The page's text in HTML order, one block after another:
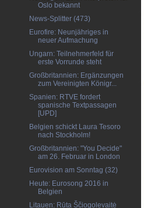
Oslo bekannt
News-Splitter (473)
Eurofire: Neunjähriges in
neuer Aufmachung
Ungarn: Teilnehmerfeld für
erste Vorrunde steht
Großbritannien: Ergänzungen
zum Vereinigten Königr...
Spanien: RTVE fordert
spanische Textpassagen
[UPD]
Belgien schickt Laura Tesoro
nach Stockholm!
Großbritannien: "You Decide"
am 26. Februar in London
Eurovision am Sonntag (32)
Heute: Eurosong 2016 in
Belgien
Litauen: Rūta Ščiogolevaitė